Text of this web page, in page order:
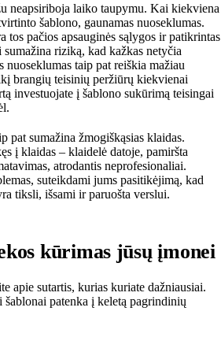
neapsiriboja laiko taupymu. Kai kiekviena
šablono, gaunamas nuoseklumas.
tos pačios apsauginės sąlygos ir patikrintas
sumažina riziką, kad kažkas netyčia
nuoseklumas taip pat reiškia mažiau
brangių teisinių peržiūrų kiekvienai
investuojate į šablono sukūrimą teisingai
pat sumažina žmogiškąsias klaidas.
į klaidas – klaidelė datoje, pamiršta
atrodantis neprofesionaliai.
suteikdami jums pasitikėjimą, kad
tiksli, išsami ir paruošta verslui.
kūrimas jūsų įmonei
apie sutartis, kurias kuriate dažniausiai.
patenka į keletą pagrindinių